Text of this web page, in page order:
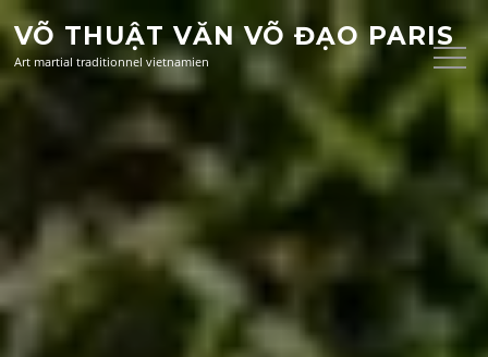
Aller
au
contenu
VÕ THUẬT VĂN VÕ ĐẠO PARIS
Art martial traditionnel vietnamien